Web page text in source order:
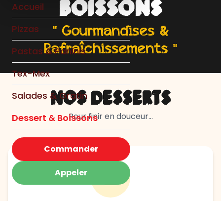
Accueil
Pizzas
Pastas & Paninis
Tex-Mex
Salades & Gratin
Dessert & Boissons
Commander
Appeler
BOISSONS
" Gourmandises &
Rafraîchissements "
NOS DESSERTS
Pour finir en douceur...